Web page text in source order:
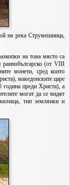
на река Струмешница,
на това място са
(от VIII
монети, сред които
македонските царе
преди Христа), а
могат да се видят
тип землянки и